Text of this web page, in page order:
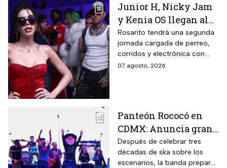
Junior H, Nicky Jam
y Kenia OS llegan al
Baja Beach Fest 2026:
Estos son los horarios
del sábado
Rosarito tendrá una segunda
jornada cargada de perreo,
corridos y electrónica con
Farruko, Jowell y Randy, Zion y
07 agosto, 2026
Panteón Rococó en
CDMX: Anuncia gran
cierre de gira en el
Estadio GNP
Después de celebrar tres
décadas de ska sobre los
escenarios, la banda prepara